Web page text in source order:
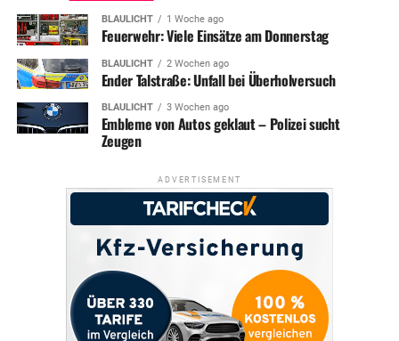
BLAULICHT 1 Woche ago
Feuerwehr: Viele Einsätze am Donnerstag
BLAULICHT 2 Wochen ago
Ender Talstraße: Unfall bei Überholversuch
BLAULICHT 3 Wochen ago
Embleme von Autos geklaut – Polizei sucht
Zeugen
ADVERTISEMENT